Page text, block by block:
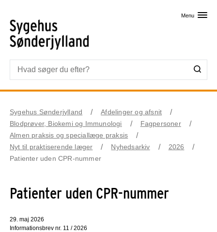
Menu
Sygehus Sønderjylland
Afdelinger og afsnit
Blodprøver, Biokemi og Immunologi
Fagpersoner
Almen praksis og speciallæge praksis
Nyt til praktiserende læger
Nyhedsarkiv
2026
Patienter uden CPR-nummer
Patienter uden CPR-nummer
29. maj 2026
Informationsbrev nr. 11 / 2026